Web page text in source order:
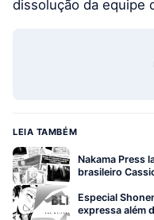
dissolução da equipe
LEIA TAMBÉM
Nakama Press
brasileiro
Especial
expressa além